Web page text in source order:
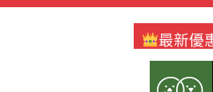
最新優